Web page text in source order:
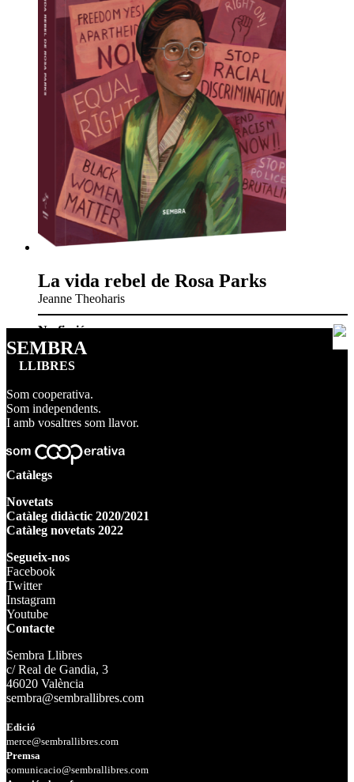
La vida rebel de Rosa Parks
Jeanne Theoharis
No-ficció
SEMBRA
LLIBRES
Som cooperativa.
Som independents.
I amb vosaltres som llavor.
Catàlegs
Novetats
Catàleg didàctic 2020/2021
Catàleg novetats 2022
Segueix-nos
Facebook
Twitter
Instagram
Youtube
Contacte
Sembra Llibres
c/ Real de Gandia, 3
46020 València
sembra@sembrallibres.com
Edició
merce@sembrallibres.com
Premsa
comunicacio@sembrallibres.com